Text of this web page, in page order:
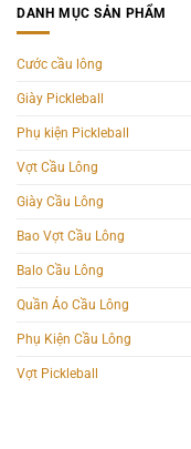
DANH MỤC SẢN PHẨM
Cước cầu lông
Giày Pickleball
Phụ kiện Pickleball
Vợt Cầu Lông
Giày Cầu Lông
Bao Vợt Cầu Lông
Balo Cầu Lông
Quần Áo Cầu Lông
Phụ Kiện Cầu Lông
Vợt Pickleball